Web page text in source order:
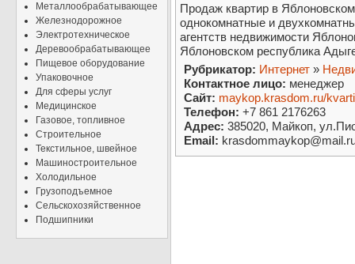
Металлообрабатывающее
Железнодорожное
Электротехническое
Деревообрабатывающее
Пищевое оборудование
Упаковочное
Для сферы услуг
Медицинское
Газовое, топливное
Строительное
Текстильное, швейное
Машиностроительное
Холодильное
Грузоподъемное
Сельскохозяйственное
Подшипники
Продаж квартир в
однокомнатные и
агентств недвижимости
Яблоновском республика
Рубрикатор: Интернет »
Контактное лицо: менеджер
Сайт: maykop.krasdom.ru/
Телефон: +7 861 2176263
Адрес: 385020, Майкоп,
Email: